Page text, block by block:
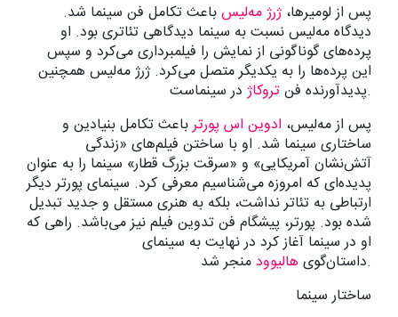
پس از لومیرها، ژرژ مه‌لیسباعث تکامل فن سینما شد.
دیدگاه مه‌لیس نسبت به سینما دیدگاهی تئاتری بود. او
پرده‌های گوناگونی از نمایش را فیلمبرداری می‌کرد و سپس
این پرده‌ها را به یکدیگر متصل می‌کرد. ژرژ مه‌لیس همچنین
پدیدآورنده فنتروکاژ
در سینماست.
پس از مه‌لیس، ادوین اس پورترباعث تکامل بنیادین و
ساختاری سینما شد. او با ساختن فیلم‌های «زندگی
آتش‌نشان آمریکایی» و «سرقت بزرگ قطار» سینما را به عنوان
پدیده‌ای که امروزه می‌شناسیم معرفی کرد. سینمای پورتر دیگر
ارتباطی به تئاتر نداشت، بلکه به هنری مستقل و جدید تبدیل
شده بود. پورتر، پیشگام فن تدوین فیلم نیز می‌باشد. راهی که
او در سینما آغاز کرد در نهایت به سینمای
داستان‌گوی هالیوود
منجر شد.
ساختار سینما